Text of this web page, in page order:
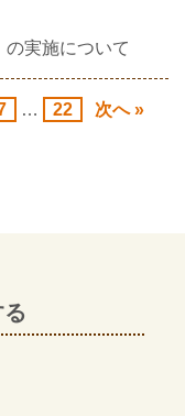
の実施について
… 22 次へ »